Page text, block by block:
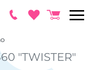
"TWISTER"